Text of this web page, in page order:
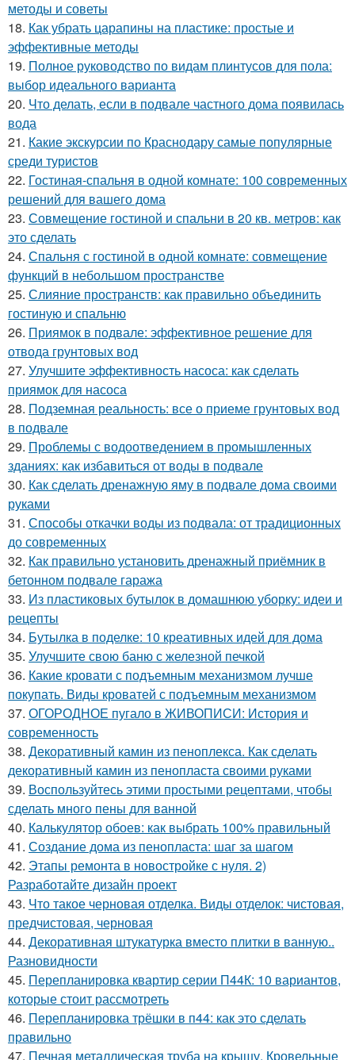
методы и советы
18. Как убрать царапины на пластике: простые и
эффективные методы
19. Полное руководство по видам плинтусов для пола:
выбор идеального варианта
20. Что делать, если в подвале частного дома появилась
вода
21. Какие экскурсии по Краснодару самые популярные
среди туристов
22. Гостиная-спальня в одной комнате: 100 современных
решений для вашего дома
23. Совмещение гостиной и спальни в 20 кв. метров: как
это сделать
24. Спальня с гостиной в одной комнате: совмещение
функций в небольшом пространстве
25. Слияние пространств: как правильно объединить
гостиную и спальню
26. Приямок в подвале: эффективное решение для
отвода грунтовых вод
27. Улучшите эффективность насоса: как сделать
приямок для насоса
28. Подземная реальность: все о приеме грунтовых вод
в подвале
29. Проблемы с водоотведением в промышленных
зданиях: как избавиться от воды в подвале
30. Как сделать дренажную яму в подвале дома своими
руками
31. Способы откачки воды из подвала: от традиционных
до современных
32. Как правильно установить дренажный приёмник в
бетонном подвале гаража
33. Из пластиковых бутылок в домашнюю уборку: идеи и
рецепты
34. Бутылка в поделке: 10 креативных идей для дома
35. Улучшите свою баню с железной печкой
36. Какие кровати с подъемным механизмом лучше
покупать. Виды кроватей с подъемным механизмом
37. ОГОРОДНОЕ пугало в ЖИВОПИСИ: История и
современность
38. Декоративный камин из пеноплекса. Как сделать
декоративный камин из пенопласта своими руками
39. Воспользуйтесь этими простыми рецептами, чтобы
сделать много пены для ванной
40. Калькулятор обоев: как выбрать 100% правильный
41. Создание дома из пенопласта: шаг за шагом
42. Этапы ремонта в новостройке с нуля. 2)
Разработайте дизайн проект
43. Что такое черновая отделка. Виды отделок: чистовая,
предчистовая, черновая
44. Декоративная штукатурка вместо плитки в ванную..
Разновидности
45. Перепланировка квартир серии П44К: 10 вариантов,
которые стоит рассмотреть
46. Перепланировка трёшки в п44: как это сделать
правильно
47. Печная металлическая труба на крышу. Кровельные